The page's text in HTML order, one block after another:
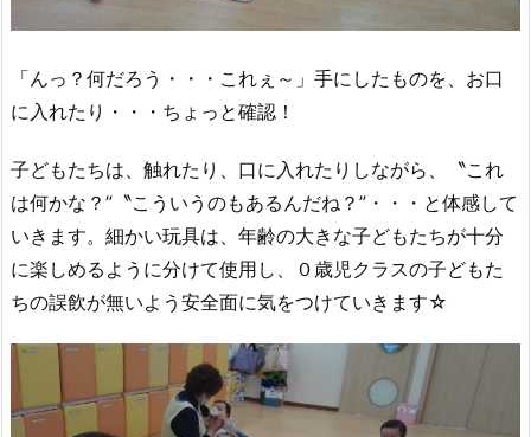
「んっ？何だろう・・・これぇ～」手にしたものを、お口
に入れたり・・・ちょっと確認！
子どもたちは、触れたり、口に入れたりしながら、〝これ
は何かな？”〝こういうのもあるんだね？”・・・と体感して
いきます。細かい玩具は、年齢の大きな子どもたちが十分
に楽しめるように分けて使用し、０歳児クラスの子どもた
ちの誤飲が無いよう安全面に気をつけていきます☆